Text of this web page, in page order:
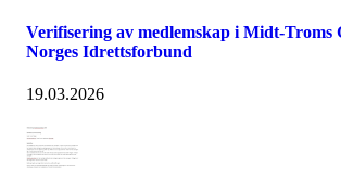
Verifisering av medlemskap i Midt-Troms
Norges Idrettsforbund
19.03.2026